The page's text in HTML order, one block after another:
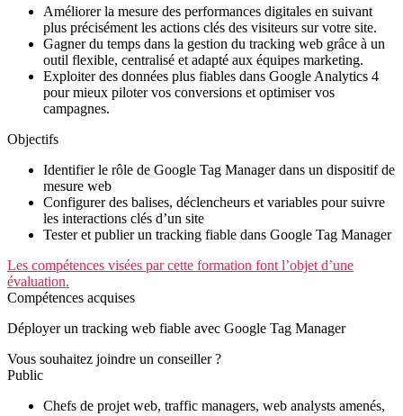
Améliorer la mesure des performances digitales en suivant
plus précisément les actions clés des visiteurs sur votre site.
Gagner du temps dans la gestion du tracking web grâce à un
outil flexible, centralisé et adapté aux équipes marketing.
Exploiter des données plus fiables dans Google Analytics 4
pour mieux piloter vos conversions et optimiser vos
campagnes.
Objectifs
Identifier le rôle de Google Tag Manager dans un dispositif de
mesure web
Configurer des balises, déclencheurs et variables pour suivre
les interactions clés d’un site
Tester et publier un tracking fiable dans Google Tag Manager
Les compétences visées par cette formation font l’objet d’une
évaluation.
Compétences acquises
Déployer un tracking web fiable avec Google Tag Manager
Vous souhaitez joindre un conseiller ?
Public
Chefs de projet web, traffic managers, web analysts amenés,